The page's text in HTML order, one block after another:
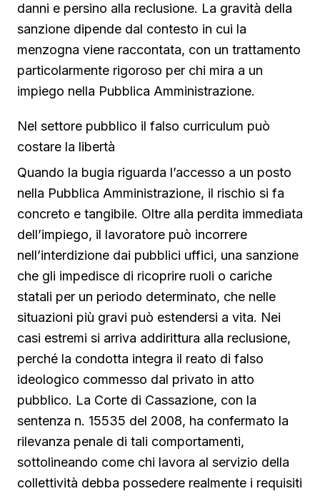
danni e persino alla reclusione. La gravità della
sanzione dipende dal contesto in cui la
menzogna viene raccontata, con un trattamento
particolarmente rigoroso per chi mira a un
impiego nella Pubblica Amministrazione.
Nel settore pubblico il falso curriculum può
costare la libertà
Quando la bugia riguarda l’accesso a un posto
nella Pubblica Amministrazione, il rischio si fa
concreto e tangibile. Oltre alla perdita immediata
dell’impiego, il lavoratore può incorrere
nell’interdizione dai pubblici uffici, una sanzione
che gli impedisce di ricoprire ruoli o cariche
statali per un periodo determinato, che nelle
situazioni più gravi può estendersi a vita. Nei
casi estremi si arriva addirittura alla reclusione,
perché la condotta integra il reato di falso
ideologico commesso dal privato in atto
pubblico. La Corte di Cassazione, con la
sentenza n. 15535 del 2008, ha confermato la
rilevanza penale di tali comportamenti,
sottolineando come chi lavora al servizio della
collettività debba possedere realmente i requisiti